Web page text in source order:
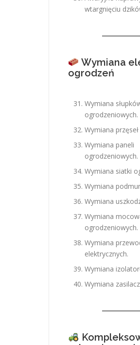
wtargnięciu
Wymiana
ogrodzeń
Wymiana
ogrodzeniowych.
Wymiana
Wymiana paneli
ogrodzeniowych.
Wymiana siatki
Wymiana
Wymiana
Wymiana
ogrodzeniowych.
Wymiana
elektrycznych.
Wymiana
Wymiana